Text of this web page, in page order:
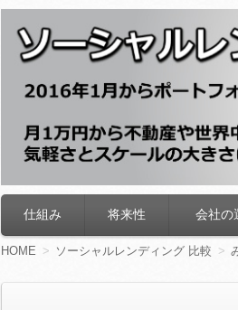
ソーシャルレン
コ
ン
テ
仕組み 将来性 会社の
HOME ソーシャルレンディング 比較